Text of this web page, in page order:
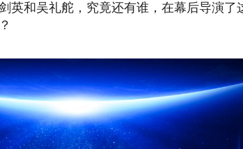
英和吴礼舵，究竟还有谁，在幕后导演了